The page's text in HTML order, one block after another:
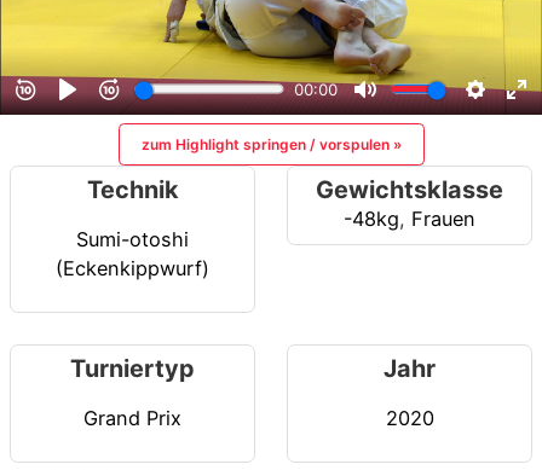
zum Highlight springen / vorspulen »
Technik
Sumi-otoshi
(Eckenkippwurf)
Gewichtsklasse
-48kg, Frauen
Turniertyp
Grand Prix
Jahr
2020